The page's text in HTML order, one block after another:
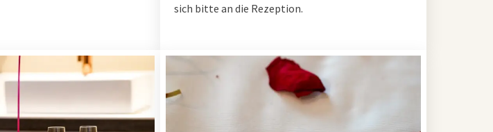
sich bitte an die Rezeption.